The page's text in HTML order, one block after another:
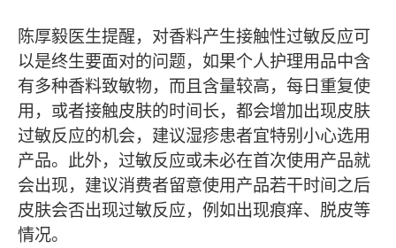
陈厚毅医生提醒，对香料产生接触性过敏反应可
以是终生要面对的问题，如果个人护理用品中含
有多种香料致敏物，而且含量较高，每日重复使
用，或者接触皮肤的时间长，都会增加出现皮肤
过敏反应的机会，建议湿疹患者宜特别小心选用
产品。此外，过敏反应或未必在首次使用产品就
会出现，建议消费者留意使用产品若干时间之后
皮肤会否出现过敏反应，例如出现痕痒、脱皮等
情况。